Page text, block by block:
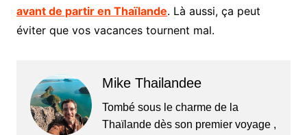
avant de partir en Thaïlande. Là aussi, ça peut
éviter que vos vacances tournent mal.
Mike Thailandee
Tombé sous le charme de la
Thaïlande dès son premier voyage ,